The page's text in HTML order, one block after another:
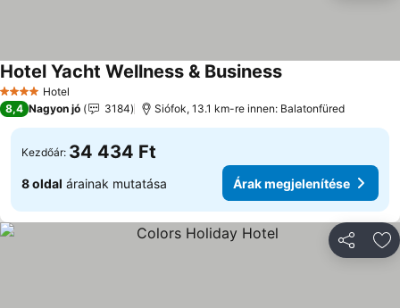
4 KategóriaHotel
Hotel Yacht Wellness & BusinessÁrak
8,4 Nagyon jó 3184 Siófok, 13.1 km-re innen: Balatonfüred
Kezdőár: 34 434 Ft
8 oldal árainak mutatása Árak megjelenítése